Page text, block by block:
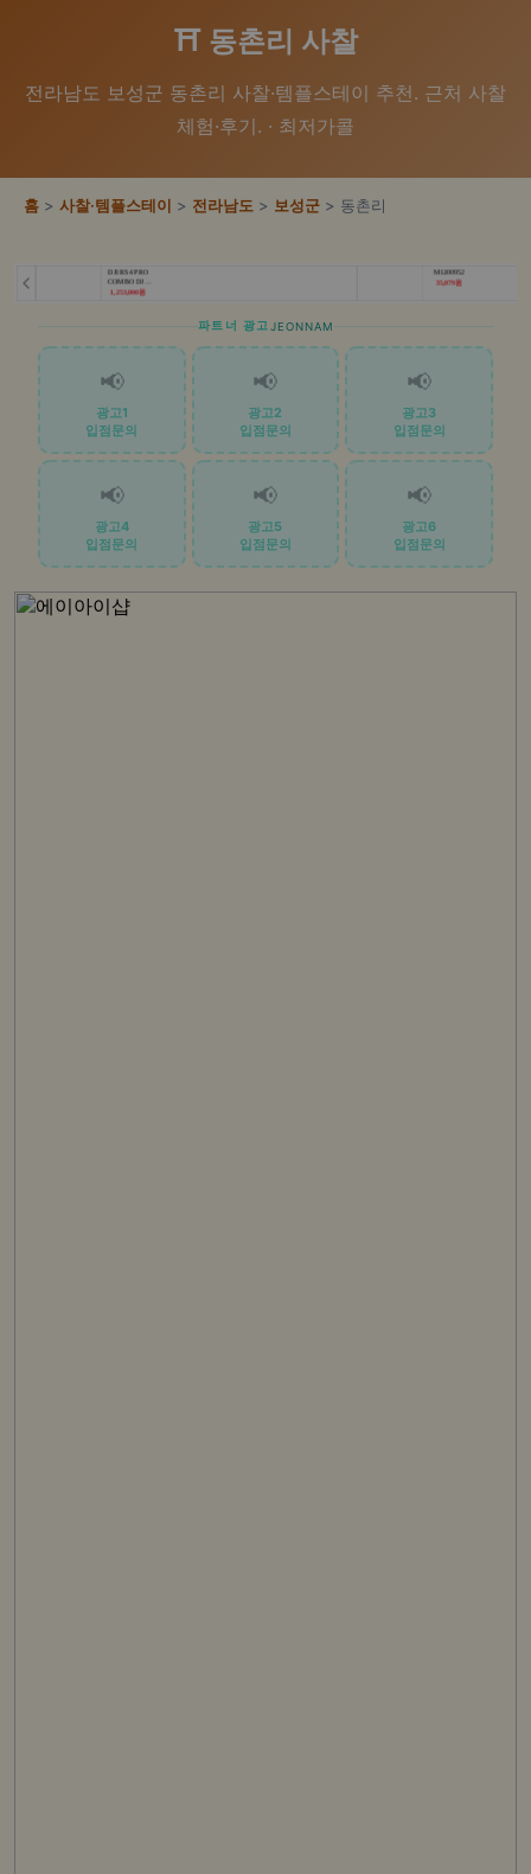
⛩️ 동촌리 사찰
전라남도 보성군 동촌리 사찰·템플스테이 추천. 근처 사찰
체험·후기. · 최저가콜
홈 > 사찰·템플스테이 > 전라남도 > 보성군 > 동촌리
파트너 광고JEONNAM
📢
광고1
입점문의
📢
광고2
입점문의
📢
광고3
입점문의
📢
광고4
입점문의
📢
광고5
입점문의
📢
광고6
입점문의